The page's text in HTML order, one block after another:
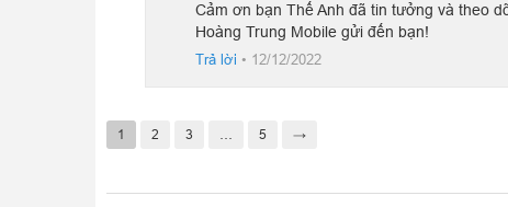
Cảm ơn bạn Thế Anh đã tin tưởng và theo
Hoàng Trung Mobile gửi đến bạn!
Trả lời • 12/12/2022
1 2 3 … 5 →